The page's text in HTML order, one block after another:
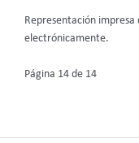
Representación
electrónicamente.
Página 14 de 14